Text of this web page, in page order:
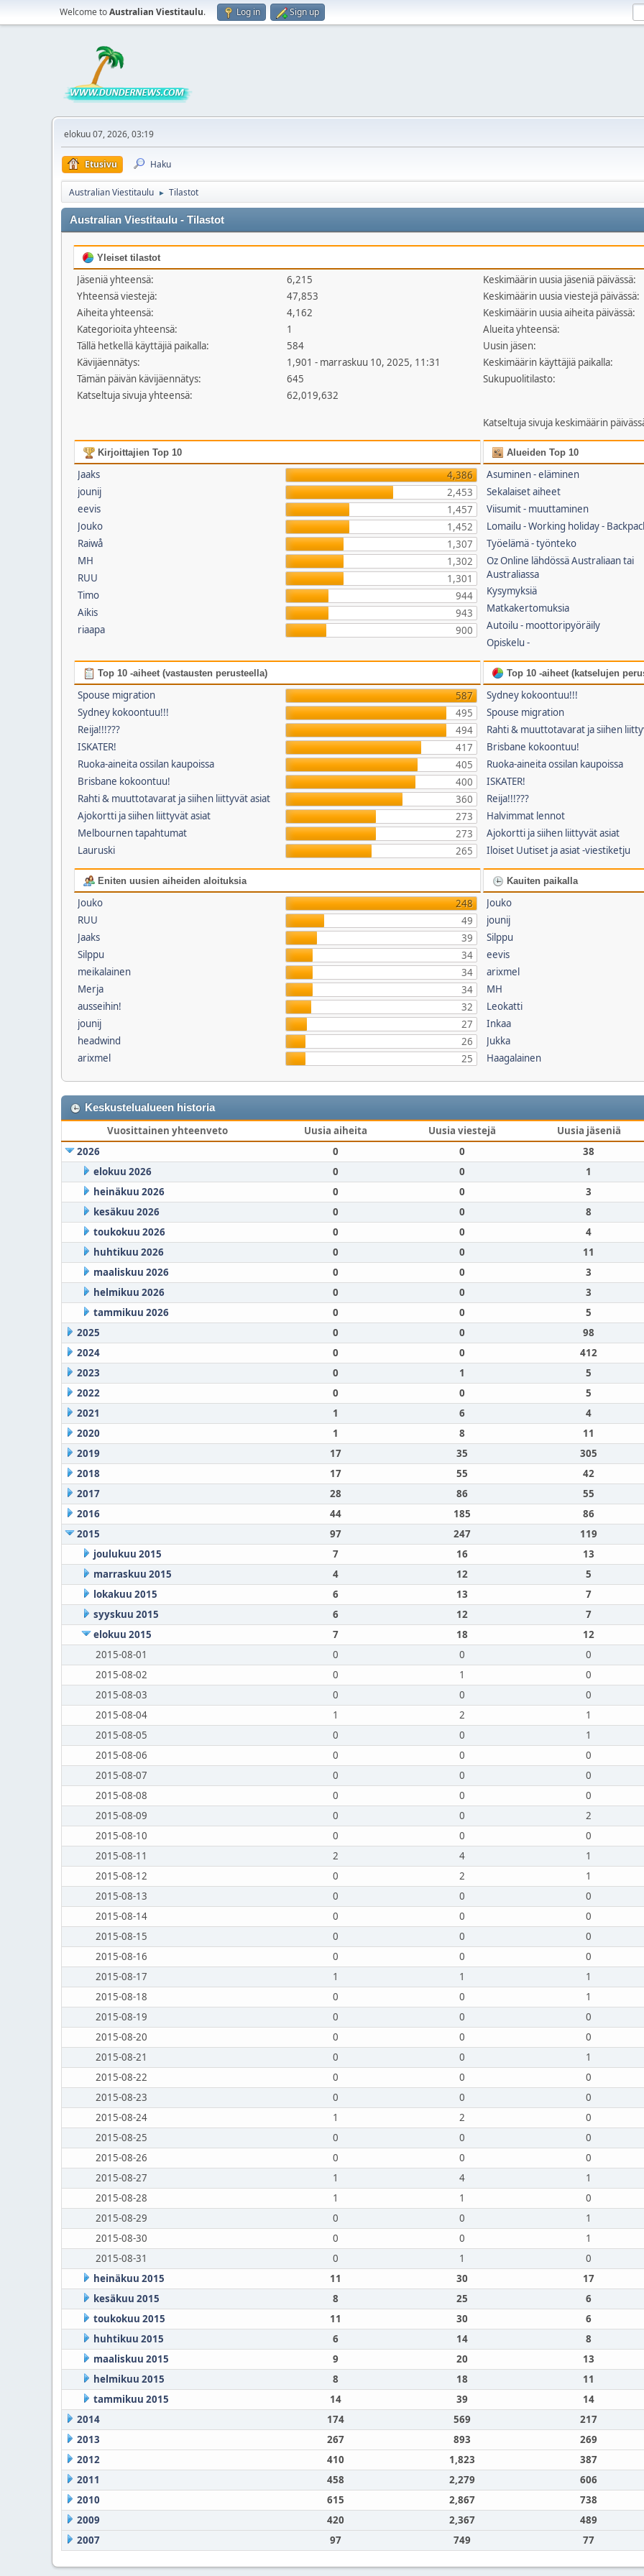
Welcome toAustralian Viestitaulu. Log in Sign up
elokuu 07, 2026, 03:19
Etusivu Haku
Australian Viestitaulu ► Tilastot
Australian Viestitaulu - Tilastot
Yleiset tilastot
Jäseniä yhteensä:
6,215
Yhteensä viestejä:
47,853
Aiheita yhteensä:
4,162
Kategorioita yhteensä:
1
Tällä hetkellä käyttäjiä paikalla:
584
Kävijäennätys:
1,901 - marraskuu 10, 2025, 11:31
Tämän päivän kävijäennätys:
645
Katseltuja sivuja yhteensä:
62,019,632
Keskimäärin uusia jäseniä päivässä:
Keskimäärin uusia viestejä päivässä:
Keskimäärin uusia aiheita päivässä:
Alueita yhteensä:
Uusin jäsen:
Keskimäärin käyttäjiä paikalla:
Sukupuolitilasto:
Katseltuja sivuja keskimäärin
Kirjoittajien Top 10
Jaaks
4,386
jounij
2,453
eevis
1,457
Jouko
1,452
Raiwå
1,307
MH
1,302
RUU
1,301
Timo
944
Aikis
943
riaapa
900
Alueiden Top 10
Asuminen - eläminen
Sekalaiset aiheet
Viisumit - muuttaminen
Lomailu - Working holiday -
Työelämä - työnteko
Oz Online lähdössä Australiaan tai
Australiassa
Kysymyksiä
Matkakertomuksia
Autoilu - moottoripyöräily
Opiskelu -
Top 10 -aiheet (vastausten perusteella)
Spouse migration
587
Sydney kokoontuu!!!
495
Reija!!!???
494
ISKATER!
417
Ruoka-aineita ossilan kaupoissa
405
Brisbane kokoontuu!
400
Rahti & muuttotavarat ja siihen liittyvät asiat
360
Ajokortti ja siihen liittyvät asiat
273
Melbournen tapahtumat
273
Lauruski
265
Top 10 -aiheet (katselujen
Sydney kokoontuu!!!
Spouse migration
Rahti & muuttotavarat ja siihen
Brisbane kokoontuu!
Ruoka-aineita ossilan kaupoissa
ISKATER!
Reija!!!???
Halvimmat lennot
Ajokortti ja siihen liittyvät asiat
Iloiset Uutiset ja asiat -viestiketju
Eniten uusien aiheiden aloituksia
Jouko
248
RUU
49
Jaaks
39
Silppu
34
meikalainen
34
Merja
34
ausseihin!
32
jounij
27
headwind
26
arixmel
25
Kauiten paikalla
Jouko
jounij
Silppu
eevis
arixmel
MH
Leokatti
Inkaa
Jukka
Haagalainen
Keskustelualueen historia
Vuosittainen yhteenveto Uusia aiheita Uusia viestejä
Uusia jäseniä
2026
0 0
38
elokuu 2026
0 0
1
heinäkuu 2026
0 0
3
kesäkuu 2026
0 0
8
toukokuu 2026
0 0
4
huhtikuu 2026
0 0
11
maaliskuu 2026
0 0
3
helmikuu 2026
0 0
3
tammikuu 2026
0 0
5
2025
0 0
98
2024
0 0
412
2023
0 1
5
2022
0 0
5
2021
1 6
4
2020
1 8
11
2019
17 35
305
2018
17 55
42
2017
28 86
55
2016
44 185
86
2015
97 247
119
joulukuu 2015
7 16
13
marraskuu 2015
4 12
5
lokakuu 2015
6 13
7
syyskuu 2015
6 12
7
elokuu 2015
7 18
12
2015-08-01
0 0
0
2015-08-02
0 1
0
2015-08-03
0 0
0
2015-08-04
1 2
1
2015-08-05
0 0
1
2015-08-06
0 0
0
2015-08-07
0 0
0
2015-08-08
0 0
0
2015-08-09
0 0
2
2015-08-10
0 0
0
2015-08-11
2 4
1
2015-08-12
0 2
1
2015-08-13
0 0
0
2015-08-14
0 0
0
2015-08-15
0 0
0
2015-08-16
0 0
0
2015-08-17
1 1
1
2015-08-18
0 0
1
2015-08-19
0 0
0
2015-08-20
0 0
0
2015-08-21
0 0
1
2015-08-22
0 0
0
2015-08-23
0 0
0
2015-08-24
1 2
0
2015-08-25
0 0
0
2015-08-26
0 0
0
2015-08-27
1 4
1
2015-08-28
1 1
0
2015-08-29
0 0
1
2015-08-30
0 0
1
2015-08-31
0 1
0
heinäkuu 2015
11 30
17
kesäkuu 2015
8 25
6
toukokuu 2015
11 30
6
huhtikuu 2015
6 14
8
maaliskuu 2015
9 20
13
helmikuu 2015
8 18
11
tammikuu 2015
14 39
14
2014
174 569
217
2013
267 893
269
2012
410 1,823
387
2011
458 2,279
606
2010
615 2,867
738
2009
420 2,367
489
2007
97 749 77